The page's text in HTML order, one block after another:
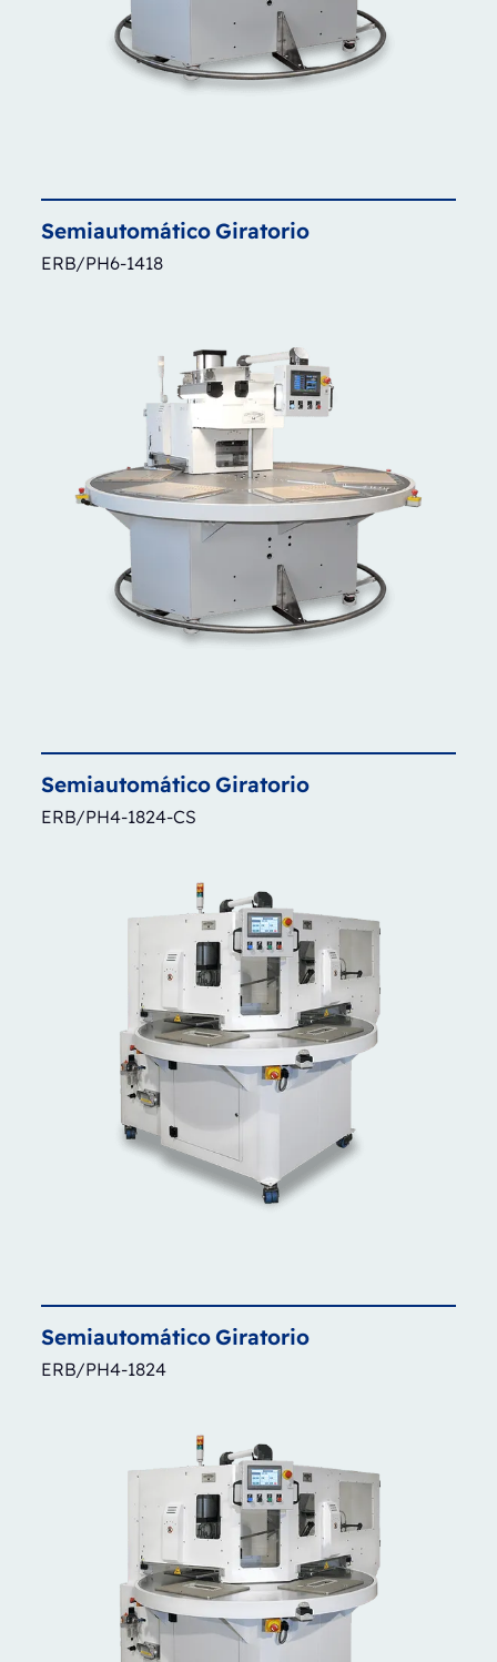
SemiautomáticoGiratorio
ERB/PH6-1418
SemiautomáticoGiratorio
ERB/PH4-1824-CS
SemiautomáticoGiratorio
ERB/PH4-1824